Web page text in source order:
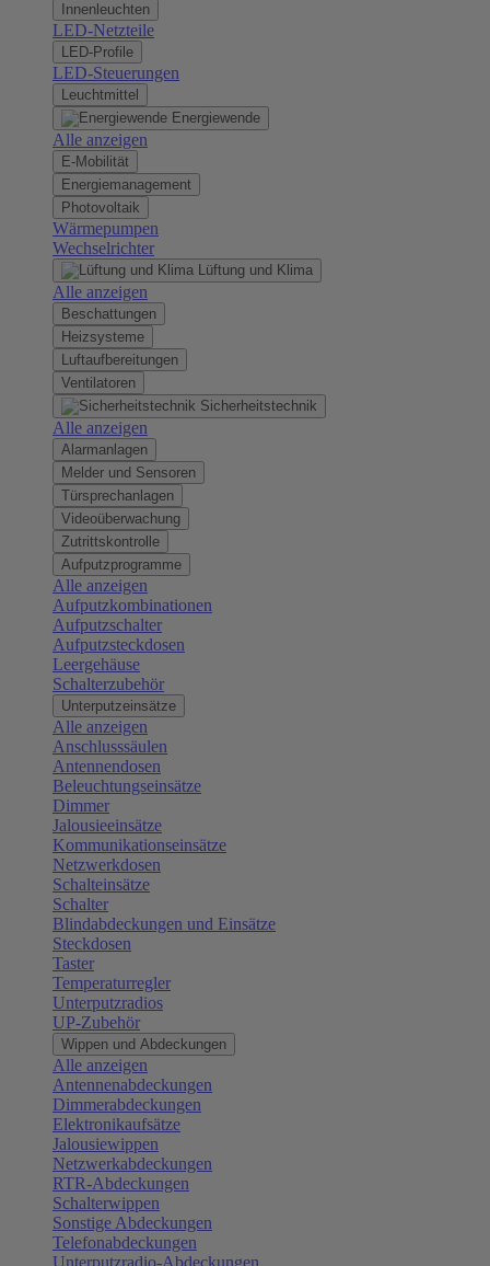
Innenleuchten
LED-Netzteile
LED-Profile
LED-Steuerungen
Leuchtmittel
Energiewende
Alle anzeigen
E-Mobilität
Energiemanagement
Photovoltaik
Wärmepumpen
Wechselrichter
Lüftung und Klima
Alle anzeigen
Beschattungen
Heizsysteme
Luftaufbereitungen
Ventilatoren
Sicherheitstechnik
Alle anzeigen
Alarmanlagen
Melder und Sensoren
Türsprechanlagen
Videoüberwachung
Zutrittskontrolle
Aufputzprogramme
Alle anzeigen
Aufputzkombinationen
Aufputzschalter
Aufputzsteckdosen
Leergehäuse
Schalterzubehör
Unterputzeinsätze
Alle anzeigen
Anschlusssäulen
Antennendosen
Beleuchtungseinsätze
Dimmer
Jalousieeinsätze
Kommunikationseinsätze
Netzwerkdosen
Schalteinsätze
Schalter
Blindabdeckungen und Einsätze
Steckdosen
Taster
Temperaturregler
Unterputzradios
UP-Zubehör
Wippen und Abdeckungen
Alle anzeigen
Antennenabdeckungen
Dimmerabdeckungen
Elektronikaufsätze
Jalousiewippen
Netzwerkabdeckungen
RTR-Abdeckungen
Schalterwippen
Sonstige Abdeckungen
Telefonabdeckungen